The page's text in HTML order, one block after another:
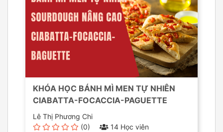
KHÓA HỌC BÁNH MÌ MEN TỰ NHIÊN
CIABATTA-FOCACCIA-PAGUETTE
Lê Thị Phương Chi
(0)
14 Học viên